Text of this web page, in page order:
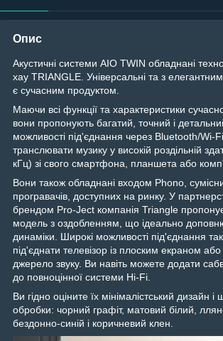
Опис
Акустичні системи AIO TWIN обладнані
хау TRIANGLE. Універсальні та з
є сучасним продуктом.
Маючи всі функції та характеристики
вони пропонують багатий, точний і
можливості під'єднання через Bluetooth/Wi-
транслювати музику у високій роздільній
кГц) зі свого смартфона, планшета або
Вони також обладнані входом Phono,
програвачів, доступних на ринку. У
брендом Pro-Ject компанія Triangle
модель з оздобленням, що ідеально
динаміки. Широкі можливості під'єднання
під'єднати телевізор із плоским екраном
джерело звуку. Ви навіть можете додати
до повноцінної системи Hi-Fi.
Ви гідно оціните їх мінімалістський дизайн і
обробки: чорний графіт, матовий білий,
бездонно-синій і коричневий клен.